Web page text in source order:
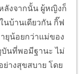
ลังจากนั้น ผู้หญิงก็
นบ้านเดียวกัน กิ๊ฟ
ยุน้อยกว่าแม่ของ
บันที่พอมีฐานะ ไม่
ย่างสุขสบาย โดย